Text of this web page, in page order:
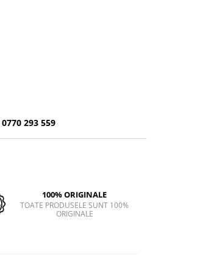
0770 293 559
100% ORIGINALE
TOATE PRODUSELE SUNT 100%
ORIGINALE